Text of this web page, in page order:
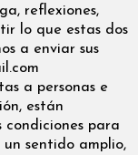
reflexiones,
lo que estas dos
a enviar sus
a personas e
están
para
sentido amplio,